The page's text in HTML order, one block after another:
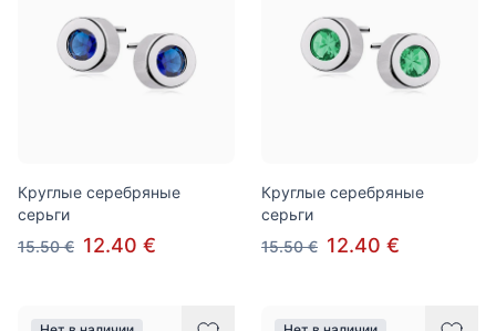
Круглые серебряные
серьги
15.50 € 12.40 €
Круглые серебряные
серьги
15.50 € 12.40 €